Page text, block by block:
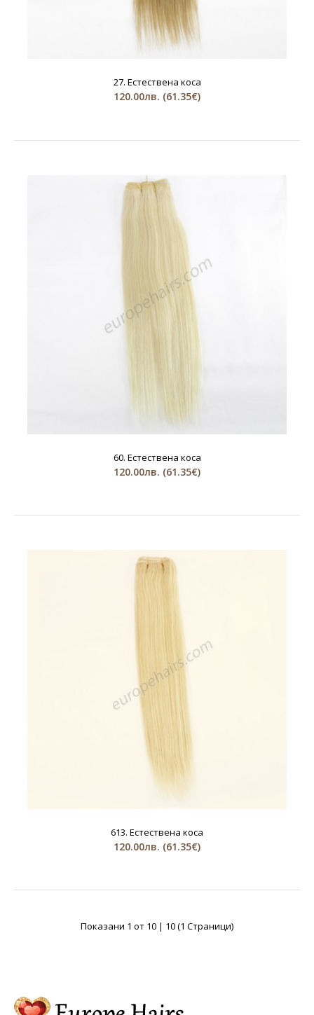
27. Естествена коса
120.00лв. (61.35€)
60. Естествена коса
120.00лв. (61.35€)
613. Естествена коса
120.00лв. (61.35€)
Показани 1 от 10 | 10 (1 Страници)